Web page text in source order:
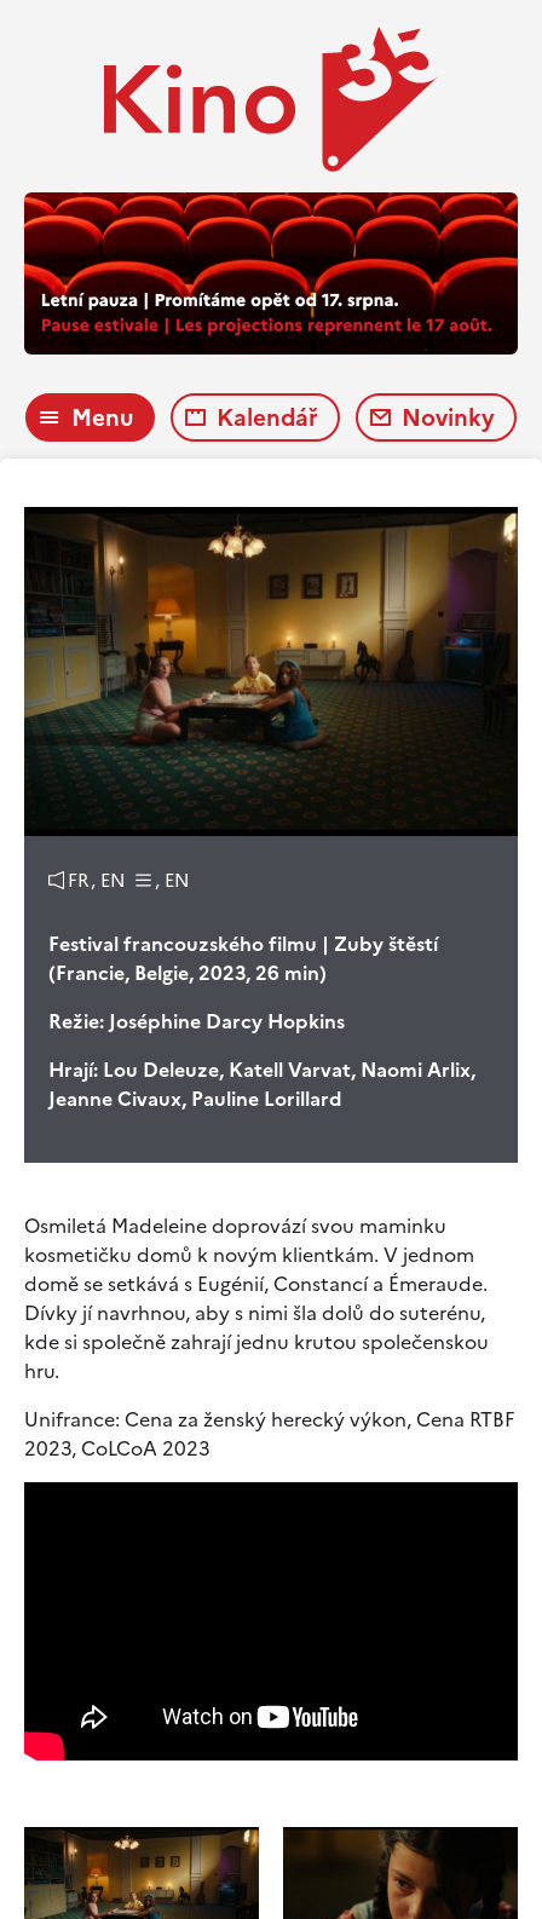
Menu Kalendář Novinky
FR, EN , EN
Festival francouzského filmu | Zuby štěstí
(Francie, Belgie, 2023, 26 min)
Režie: Joséphine Darcy Hopkins
Hrají: Lou Deleuze, Katell Varvat, Naomi Arlix,
Jeanne Civaux, Pauline Lorillard
Osmiletá Madeleine doprovází svou maminku
kosmetičku domů k novým klientkám. V jednom
domě se setkává s Eugénií, Constancí a Émeraude.
Dívky jí navrhnou, aby s nimi šla dolů do suterénu,
kde si společně zahrají jednu krutou společenskou
hru.
Unifrance: Cena za ženský herecký výkon, Cena RTBF
2023, CoLCoA 2023